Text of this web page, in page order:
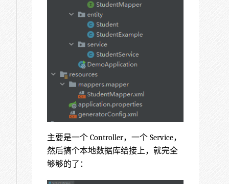
主要是一个 Controller，一个 Service，
然后搞个本地数据库给接上，就完全
够够的了：